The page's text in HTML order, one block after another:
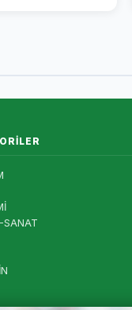
SANAT